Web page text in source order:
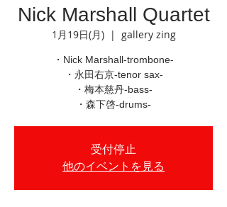
Nick Marshall Quartet
1月19日(月)
  |
gallery zing
・Nick Marshall-trombone-
・永田右京-tenor sax-
・梅本慈丹-bass-
・森下啓-drums-
受付停止
他のイベントを見る